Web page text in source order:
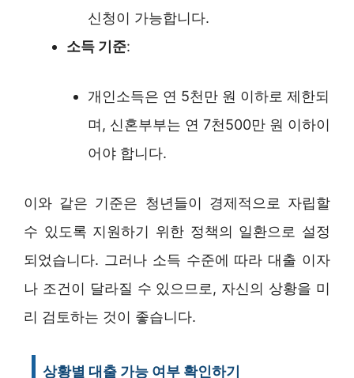
신청이 가능합니다.
소득 기준:
개인소득은 연 5천만 원 이하로 제한되
며, 신혼부부는 연 7천500만 원 이하이
어야 합니다.
이와 같은 기준은 청년들이 경제적으로 자립할
수 있도록 지원하기 위한 정책의 일환으로 설정
되었습니다. 그러나 소득 수준에 따라 대출 이자
나 조건이 달라질 수 있으므로, 자신의 상황을 미
리 검토하는 것이 좋습니다.
상황별 대출 가능 여부 확인하기